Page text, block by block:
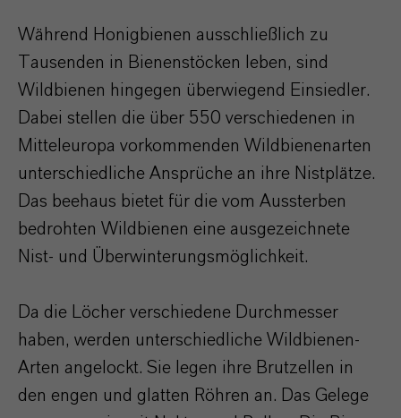
Während Honigbienen ausschließlich zu
Tausenden in Bienenstöcken leben, sind
Wildbienen hingegen überwiegend Einsiedler.
Dabei stellen die über 550 verschiedenen in
Mitteleuropa vorkommenden Wildbienenarten
unterschiedliche Ansprüche an ihre Nistplätze.
Das beehaus bietet für die vom Aussterben
bedrohten Wildbienen eine ausgezeichnete
Nist- und Überwinterungsmöglichkeit.
Da die Löcher verschiedene Durchmesser
haben, werden unterschiedliche Wildbienen-
Arten angelockt. Sie legen ihre Brutzellen in
den engen und glatten Röhren an. Das Gelege